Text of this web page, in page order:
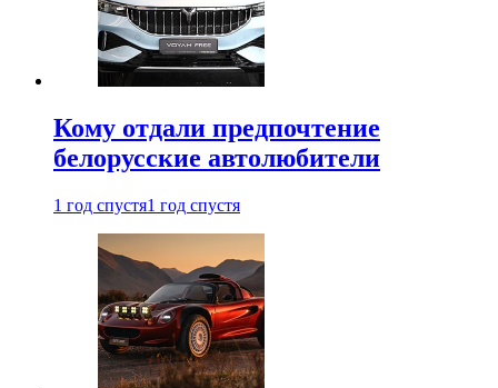
Кому отдали предпочтение
белорусские автолюбители
1 год спустя1 год спустя